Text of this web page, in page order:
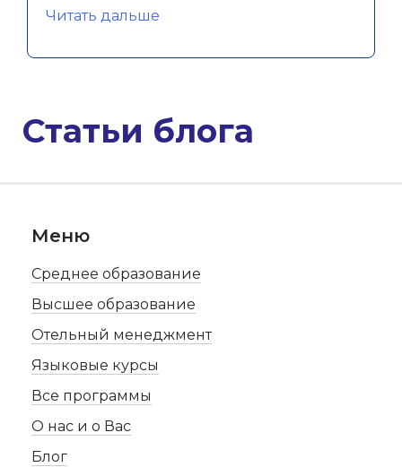
Читать дальше
Статьи блога
Меню
Среднее образование
Высшее образование
Отельный менеджмент
Языковые курсы
Все программы
О нас и о Вас
Блог